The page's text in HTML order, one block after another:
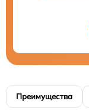
Преимущества